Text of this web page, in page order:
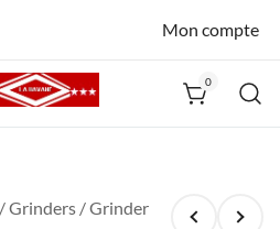
Mon compte
0
/Grinders / Grinder